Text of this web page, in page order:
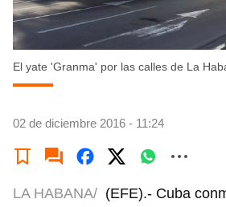
El yate 'Granma' por las calles de La
02 de diciembre 2016 - 11:24
LA HABANA/ (EFE).- Cuba